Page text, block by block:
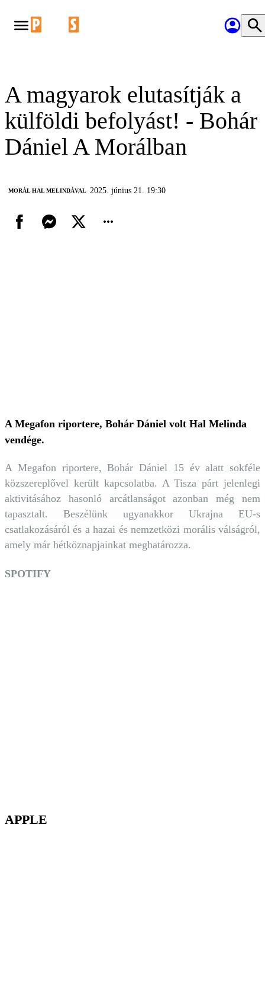
A magyarok elutasítják a
külföldi befolyást! - Bohár
Dániel A Morálban
MORÁL HAL MELINDÁVAL 2025. június 21. 19:30
A Megafon riportere, Bohár Dániel volt Hal Melinda
vendége.
A Megafon riportere, Bohár Dániel 15 év alatt sokféle
közszereplővel került kapcsolatba. A Tisza párt jelenlegi
aktivitásához hasonló arcátlanságot azonban még nem
tapasztalt. Beszélünk ugyanakkor Ukrajna EU-s
csatlakozásáról és a hazai és nemzetközi morális válságról,
amely már hétköznapjainkat meghatározza.
SPOTIFY
APPLE